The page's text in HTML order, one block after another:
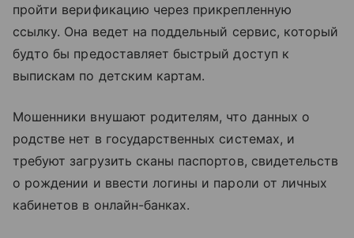
пройти верификацию через прикрепленную
ссылку. Она ведет на поддельный сервис, который
будто бы предоставляет быстрый доступ к
выпискам по детским картам.
Мошенники внушают родителям, что данных о
родстве нет в государственных системах, и
требуют загрузить сканы паспортов, свидетельств
о рождении и ввести логины и пароли от личных
кабинетов в онлайн-банках.